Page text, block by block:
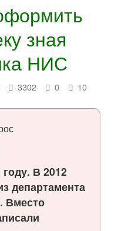
зная
НИС
3302 0 10
В 2012
департамента
Вместо